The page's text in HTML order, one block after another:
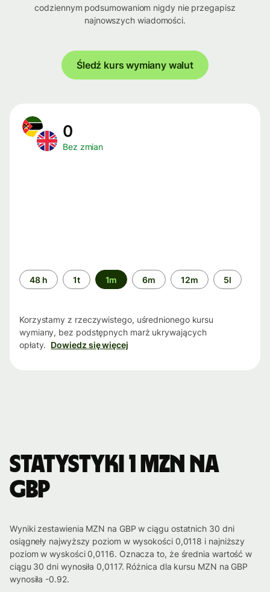
codziennym podsumowaniom nigdy nie przegapisz
najnowszych wiadomości.
Śledź kurs wymiany walut
0
Bez zmian
Przedział
czasu
48 h 1t 1m 6m 12m 5l
Korzystamy z rzeczywistego, uśrednionego kursu
wymiany, bez podstępnych marż ukrywających
opłaty. Dowiedz się więcej
Statystyki 1 MZN na
GBP
Wyniki zestawienia MZN na GBP w ciągu ostatnich 30 dni
osiągneły najwyższy poziom w wysokości 0,0118 i najniższy
poziom w wyskości 0,0116. Oznacza to, że średnia wartość w
ciągu 30 dni wynosiła 0,0117. Różnica dla kursu MZN na GBP
wynosiła -0.92.